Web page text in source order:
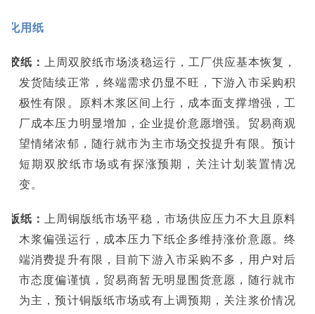
化用纸
胶纸：
上周双胶纸市场淡稳运行，工厂供应基本恢复，
发货陆续正常，终端需求仍显不旺，下游入市采购积
极性有限。原料木浆区间上行，成本面支撑增强，工
厂成本压力明显增加，企业提价意愿增强。贸易商观
望情绪浓郁，随行就市为主市场交投提升有限。预计
短期双胶纸市场或有探涨预期，关注计划装置情况
变。
版纸： 上 周铜版纸市场平稳，市场供应压力不大且原料
木浆偏强运行，成本压力下纸企多维持涨价意愿。终
端消费提升有限，目前下游入市采购不多，用户对后
市态度偏谨慎，贸易商暂无明显围货意愿，随行就市
为主，预计铜版纸市场或有上调预期，关注浆价情况